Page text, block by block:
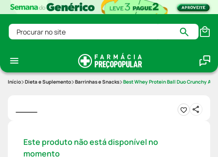
Procurar no site
Dieta e Suplemento Barrinhas e Snacks Best Whey Protein Ball Duo Crunchy
Este produto não está disponível no
momento